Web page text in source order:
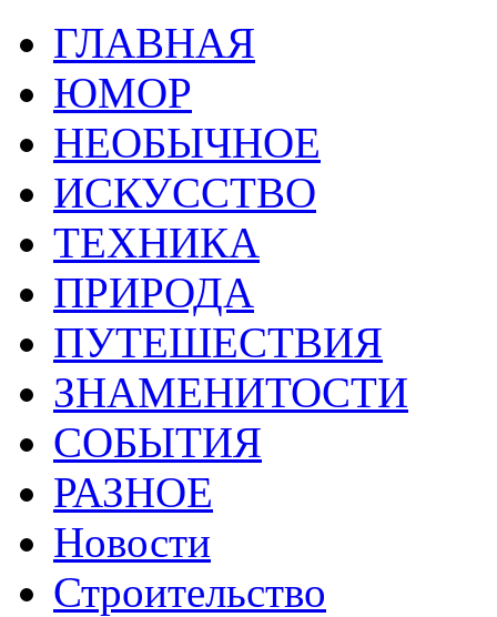
ГЛАВНАЯ
ЮМОР
НЕОБЫЧНОЕ
ИСКУССТВО
ТЕХНИКА
ПРИРОДА
ПУТЕШЕСТВИЯ
ЗНАМЕНИТОСТИ
СОБЫТИЯ
РАЗНОЕ
Новости
Строительство